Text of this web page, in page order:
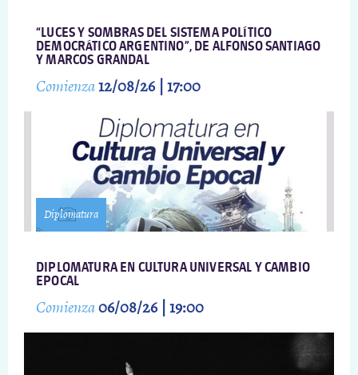
“LUCES Y SOMBRAS DEL SISTEMA POLÍTICO
DEMOCRÁTICO ARGENTINO”, DE ALFONSO SANTIAGO
Y MARCOS GRANDAL
Comienza12/08/26 | 17:00
Diplomatura
DIPLOMATURA EN CULTURA UNIVERSAL Y CAMBIO
EPOCAL
Comienza06/08/26 | 19:00